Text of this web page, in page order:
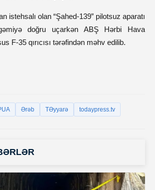
istehsalı olan “Şahed-139” pilotsuz aparatı
doğru uçarkən ABŞ Hərbi Hava
F-35 qırıcısı tərəfindən məhv edilib.
Ərəb TƏyyarə todaypress.tv